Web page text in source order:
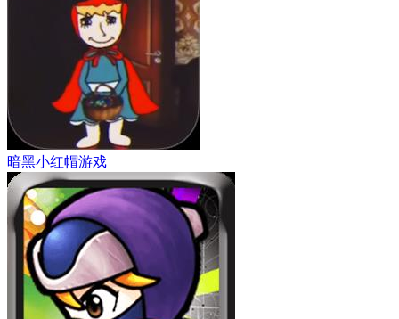
暗黑小红帽游戏